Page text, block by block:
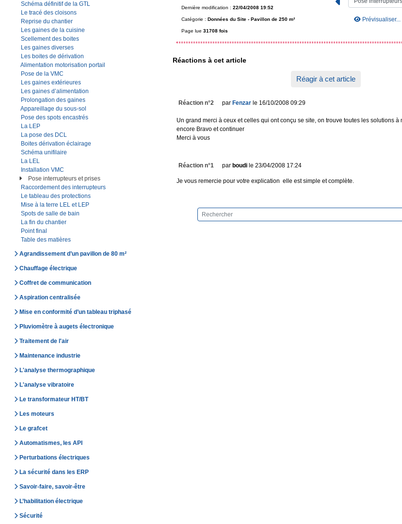
Schéma définitif de la GTL
Le tracé des cloisons
Reprise du chantier
Les gaines de la cuisine
Scellement des boites
Les gaines diverses
Les boites de dérivation
Alimentation motorisation portail
Pose de la VMC
Les gaines extérieures
Les gaines d’alimentation
Prolongation des gaines
Appareillage du sous-sol
Pose des spots encastrés
La LEP
La pose des DCL
Boites dérivation éclairage
Schéma unifilaire
La LEL
Installation VMC
Pose interrupteurs et prises
Raccordement des interrupteurs
Le tableau des protections
Mise à la terre LEL et LEP
Spots de salle de bain
La fin du chantier
Point final
Table des matières
Agrandissement d’un pavillon de 80 m²
Chauffage électrique
Coffret de communication
Aspiration centralisée
Mise en conformité d’un tableau triphasé
Pluviomètre à augets électronique
Traitement de l'air
Maintenance industrie
L'analyse thermographique
L'analyse vibratoire
Le transformateur HT/BT
Les moteurs
Le grafcet
Automatismes, les API
Perturbations électriques
La sécurité dans les ERP
Savoir-faire, savoir-être
L’habilitation électrique
Sécurité
Dernière modification : 22/04/2008 19:52
Catégorie : Données du Site - Pavillon de 250 m²
Page lue 31708 fois
Prévisualiser...
Réactions à cet article
Réagir à cet article
Réaction n°2 par Fenzar le 16/10/2008 09:29
Un grand merci à ceux et celles qui ont conçu se site, on trouve toutes les solutions à
encore Bravo et continuer
Merci à vous
Réaction n°1 par boudile 23/04/2008 17:24
Je vous remercie pour votre explication elle est simple et complète.